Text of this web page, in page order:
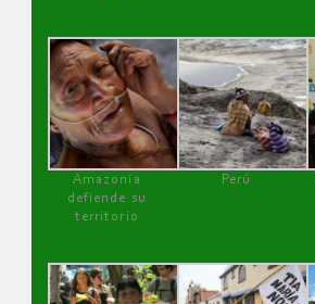
Amazonía
defiende su
territorio
Perú